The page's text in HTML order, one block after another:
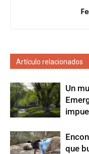
Artículo relacionados
Un
que